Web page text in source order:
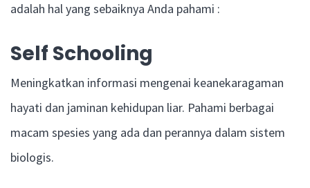
adalah hal yang sebaiknya Anda pahami :
Self Schooling
Meningkatkan informasi mengenai keanekaragaman
hayati dan jaminan kehidupan liar. Pahami berbagai
macam spesies yang ada dan perannya dalam sistem
biologis.